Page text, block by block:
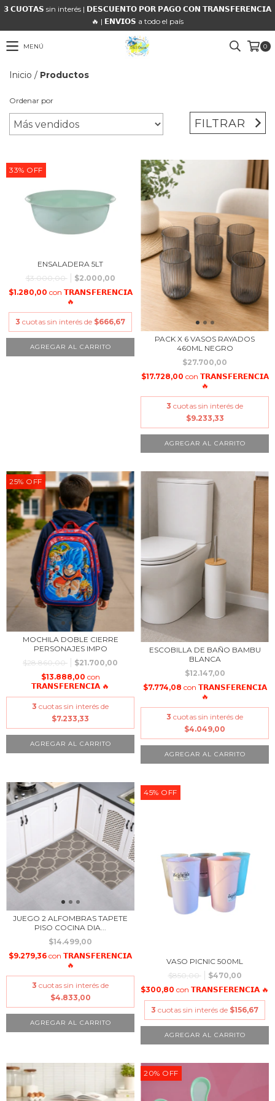
𝟯 𝗖𝗨𝗢𝗧𝗔𝗦 sin interés | 𝗗𝗘𝗦𝗖𝗨𝗘𝗡𝗧𝗢 𝗣𝗢𝗥 𝗣𝗔𝗚𝗢 𝗖𝗢𝗡 𝗧𝗥𝗔𝗡𝗦𝗙𝗘𝗥𝗘𝗡𝗖𝗜𝗔
🔥 | 𝗘𝗡𝗩𝗜𝗢𝗦 a todo el país
MENÚ 0
Inicio / Productos
Ordenar por
FILTRAR
33% OFF
ENSALADERA 5LT
$3.000,00
$2.000,00
$1.280,00 con 𝗧𝗥𝗔𝗡𝗦𝗙𝗘𝗥𝗘𝗡𝗖𝗜𝗔
🔥
3 cuotas sin interés de $666,67
PACK X 6 VASOS RAYADOS
460ML NEGRO
$27.700,00
$17.728,00 con 𝗧𝗥𝗔𝗡𝗦𝗙𝗘𝗥𝗘𝗡𝗖𝗜𝗔
🔥
3 cuotas sin interés de
$9.233,33
25% OFF
MOCHILA DOBLE CIERRE
PERSONAJES IMPO
$28.860,00
$21.700,00
$13.888,00 con
𝗧𝗥𝗔𝗡𝗦𝗙𝗘𝗥𝗘𝗡𝗖𝗜𝗔 🔥
3 cuotas sin interés de
$7.233,33
ESCOBILLA DE BAÑO BAMBU
BLANCA
$12.147,00
$7.774,08 con 𝗧𝗥𝗔𝗡𝗦𝗙𝗘𝗥𝗘𝗡𝗖𝗜𝗔
🔥
3 cuotas sin interés de
$4.049,00
JUEGO 2 ALFOMBRAS TAPETE
PISO COCINA DIA...
$14.499,00
$9.279,36 con 𝗧𝗥𝗔𝗡𝗦𝗙𝗘𝗥𝗘𝗡𝗖𝗜𝗔
🔥
3 cuotas sin interés de
$4.833,00
45% OFF
VASO PICNIC 500ML
$850,00
$470,00
$300,80 con 𝗧𝗥𝗔𝗡𝗦𝗙𝗘𝗥𝗘𝗡𝗖𝗜𝗔 🔥
3 cuotas sin interés de $156,67
20% OFF